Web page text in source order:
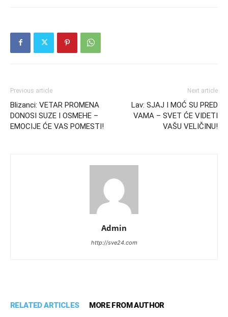
Previous article
Blizanci: VETAR PROMENA
DONOSI SUZE I OSMEHE –
EMOCIJE ĆE VAS POMESTI!
Next article
Lav: SJAJ I MOĆ SU PRED
VAMA – SVET ĆE VIDETI
VAŠU VELIČINU!
Admin
http://sve24.com
RELATED ARTICLES MORE FROM AUTHOR